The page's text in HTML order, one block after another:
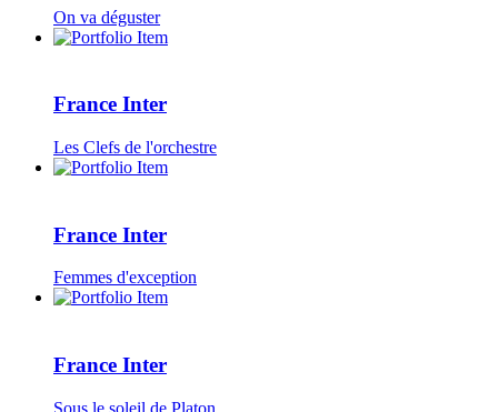
On va déguster
France Inter
Les Clefs de l'orchestre
France Inter
Femmes d'exception
France Inter
Sous le soleil de Platon